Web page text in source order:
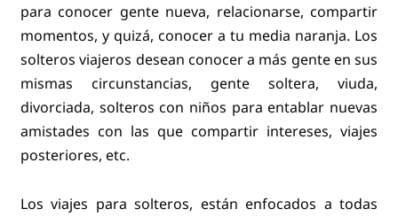
para conocer gente nueva, relacionarse, compartir
momentos, y quizá, conocer a tu media naranja. Los
solteros viajeros desean conocer a más gente en sus
mismas circunstancias, gente soltera, viuda,
divorciada, solteros con niños para entablar nuevas
amistades con las que compartir intereses, viajes
posteriores, etc.
Los viajes para solteros, están enfocados a todas